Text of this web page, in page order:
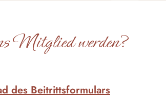
Mitglied werden?
des Beitrittsformulars